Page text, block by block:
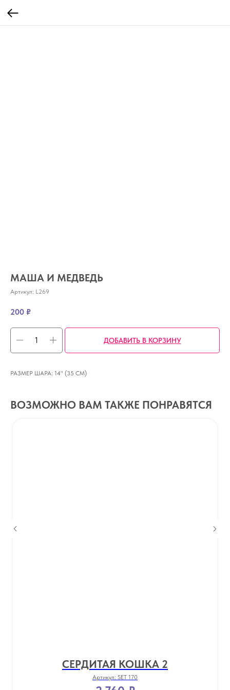
МАША И МЕДВЕДЬ
Артикул: L269
200 ₽
ДОБАВИТЬ В КОРЗИНУ
РАЗМЕР ШАРА: 14" (35 СМ)
ВОЗМОЖНО ВАМ ТАКЖЕ ПОНРАВЯТСЯ
СЕРДИТАЯ КОШКА 2
Артикул: SET 170